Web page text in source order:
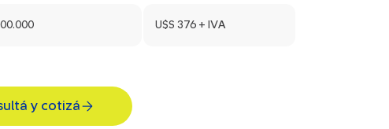
U$S 376 + IVA
y cotizá